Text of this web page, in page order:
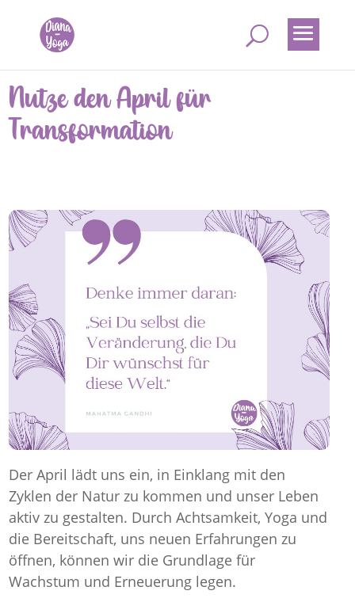
Nutze den April für
Transformation
Der April lädt uns ein, in Einklang mit den
Zyklen der Natur zu kommen und unser Leben
aktiv zu gestalten. Durch Achtsamkeit, Yoga und
die Bereitschaft, uns neuen Erfahrungen zu
öffnen, können wir die Grundlage für
Wachstum und Erneuerung legen.